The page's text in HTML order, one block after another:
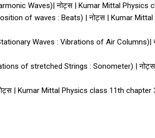
Waves)| नोट्स | Kumar Mittal
of waves : Beats) | नोट्स | Kumar
Waves : Vibrations of Air
of stretched Strings : Sonometer) |
| Kumar Mittal Physics class 11th chapter